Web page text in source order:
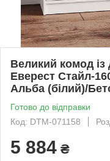
Великий комод
Еверест Стайл-
Альба (білий)/
Готово до відправки
Код: DTM-071158
5 884 ₴